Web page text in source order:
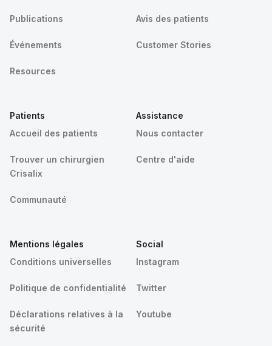
Publications
Événements
Resources
Avis des patients
Customer Stories
Patients
Accueil des patients
Trouver un chirurgien
Crisalix
Communauté
Assistance
Nous contacter
Centre d'aide
Mentions légales
Conditions universelles
Politique de confidentialité
Déclarations relatives à la
sécurité
Social
Instagram
Twitter
Youtube